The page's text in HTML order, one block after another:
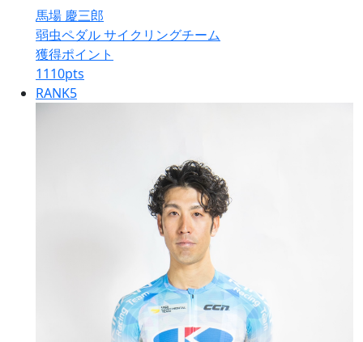
馬場 慶三郎
弱虫ペダル サイクリングチーム
獲得ポイント
1110pts
RANK5